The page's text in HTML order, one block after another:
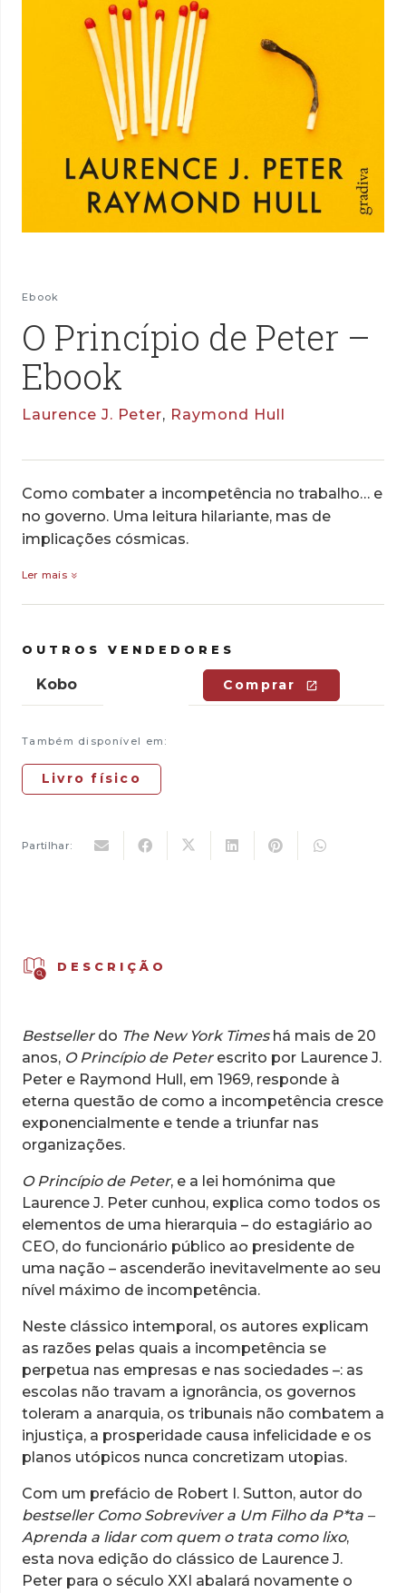
Ebook
O Princípio de Peter –
Ebook
Laurence J. Peter, Raymond Hull
Como combater a incompetência no trabalho… e
no governo. Uma leitura hilariante, mas de
implicações cósmicas.
Ler mais
OUTROS VENDEDORES
Kobo Comprar
Também disponível em:
Livro físico
Partilhar:
DESCRIÇÃO
Bestsellerdo The New York Timeshá mais de 20
anos, O Princípio de Peterescrito por Laurence J.
Peter e Raymond Hull, em 1969, responde à
eterna questão de como a incompetência cresce
exponencialmente e tende a triunfar nas
organizações.
O Princípio de Peter, e a lei homónima que
Laurence J. Peter cunhou, explica como todos os
elementos de uma hierarquia – do estagiário ao
CEO, do funcionário público ao presidente de
uma nação – ascenderão inevitavelmente ao seu
nível máximo de incompetência.
Neste clássico intemporal, os autores explicam
as razões pelas quais a incompetência se
perpetua nas empresas e nas sociedades –: as
escolas não travam a ignorância, os governos
toleram a anarquia, os tribunais não combatem a
injustiça, a prosperidade causa infelicidade e os
planos utópicos nunca concretizam utopias.
Com um prefácio de Robert I. Sutton, autor do
bestseller Como Sobreviver a Um Filho da P*ta –
Aprenda a lidar com quem o trata como lixo,
esta nova edição do clássico de Laurence J.
Peter para o século XXI abalará novamente o